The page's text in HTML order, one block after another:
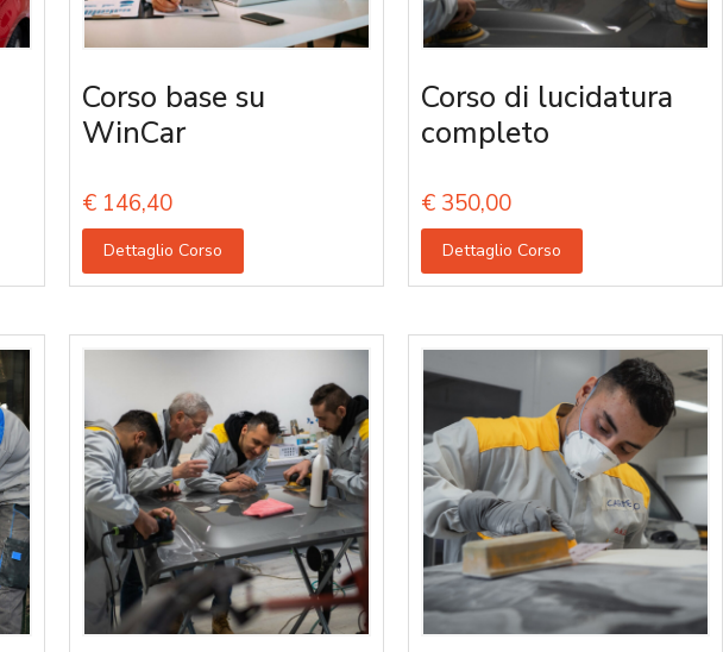
Corso base su
WinCar
€ 146,40
Dettaglio Corso
Corso di lucidatura
completo
€ 350,00
Dettaglio Corso